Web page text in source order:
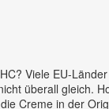
Viele EU-
überall gleich.
Creme in der